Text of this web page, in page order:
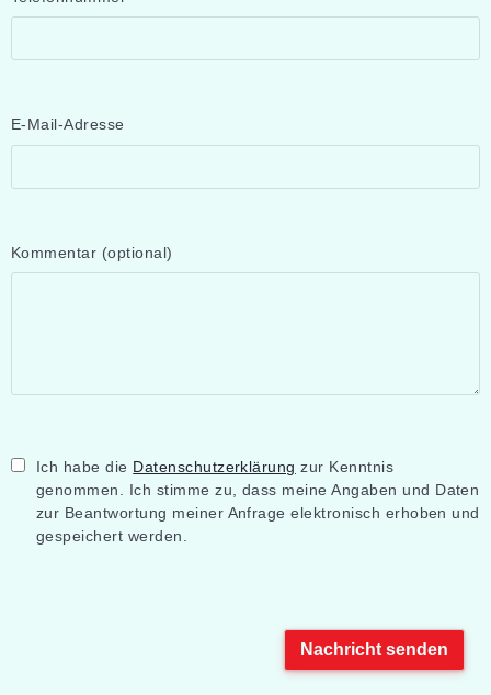
Pflichtfeld
E-Mail-Adresse
Kommentar (optional)
Ich habe die Datenschutzerklärung zur Kenntnis
genommen. Ich stimme zu, dass meine Angaben und Daten
zur Beantwortung meiner Anfrage elektronisch erhoben und
gespeichert werden.
Nachricht senden